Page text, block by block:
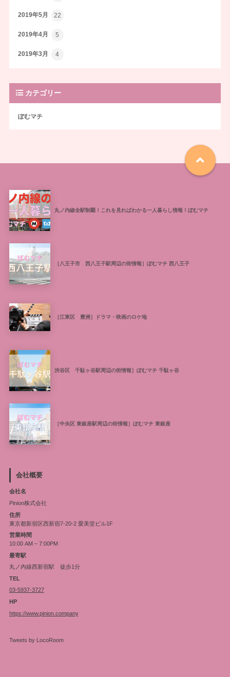
2019年5月 22
2019年4月 5
2019年3月 4
カテゴリー
ぽむマチ
丸ノ内線全駅制覇！これを見ればわかる一人暮らし情報！ぽむマチ
［八王子市 西八王子駅周辺の街情報］ぽむマチ 西八王子
［江東区 豊洲］ドラマ・映画のロケ地
渋谷区 千駄ヶ谷駅周辺の街情報］ぽむマチ 千駄ヶ谷
［中央区 東銀座駅周辺の街情報］ぽむマチ 東銀座
会社概要
会社名
Pinion株式会社
住所
東京都新宿区西新宿7-20-2 愛美堂ビル1F
営業時間
10:00 AM – 7:00PM
最寄駅
丸ノ内線西新宿駅 徒歩1分
TEL
03-5937-3727
HP
https://www.pinion.company
Tweets by LocoRoom